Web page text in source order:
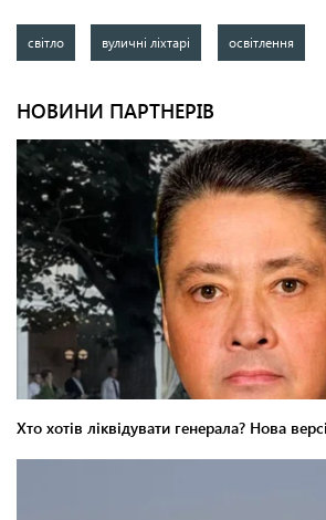
світло вуличні ліхтарі освітлення